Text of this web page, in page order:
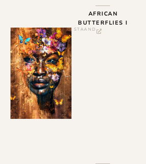
AFRICAN
BUTTERFLIES I
STAAND